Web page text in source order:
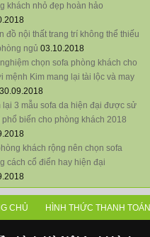
khách nhỏ đẹp hoàn hảo
đồ nội thất trang trí không thể thiếu
ngủ 03.10.2018
chọn sofa phòng khách cho
mệnh Kim mang lại tài lộc và may
30.09.2018
lại 3 mẫu sofa da hiện đại được sử
phổ biến cho phòng khách 2018
khách rộng nên chọn sofa
cách cổ điển hay hiện đại
CHỦ HÌNH THỨC THANH TOÁN